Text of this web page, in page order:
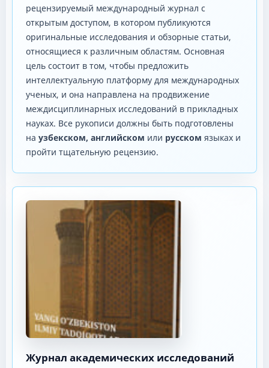
рецензируемый международный журнал с
открытым доступом, в котором публикуются
оригинальные исследования и обзорные статьи,
относящиеся к различным областям. Основная
цель состоит в том, чтобы предложить
интеллектуальную платформу для международных
ученых, и она направлена ​​на продвижение
междисциплинарных исследований в прикладных
науках. Все рукописи должны быть подготовлены
на узбекском, английском или русском языках и
пройти тщательную рецензию.
Журнал академических исследований